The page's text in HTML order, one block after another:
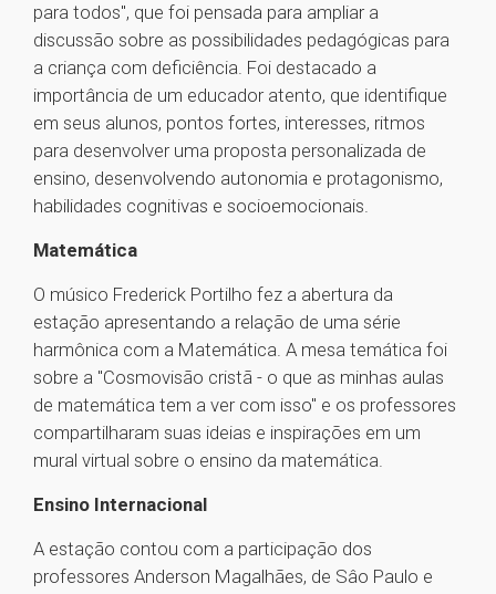
para todos", que foi pensada para ampliar a
discussão sobre as possibilidades pedagógicas para
a criança com deficiência. Foi destacado a
importância de um educador atento, que identifique
em seus alunos, pontos fortes, interesses, ritmos
para desenvolver uma proposta personalizada de
ensino, desenvolvendo autonomia e protagonismo,
habilidades cognitivas e socioemocionais.
Matemática
O músico Frederick Portilho fez a abertura da
estação apresentando a relação de uma série
harmônica com a Matemática. A mesa temática foi
sobre a "Cosmovisão cristã - o que as minhas aulas
de matemática tem a ver com isso" e os professores
compartilharam suas ideias e inspirações em um
mural virtual sobre o ensino da matemática.
Ensino Internacional
A estação contou com a participação dos
professores Anderson Magalhães, de Sâo Paulo e